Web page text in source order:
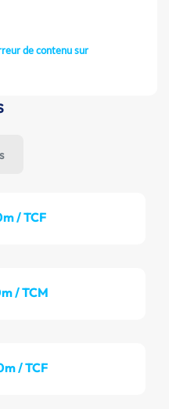
de contenu sur
/ TCF
/ TCM
/ TCF